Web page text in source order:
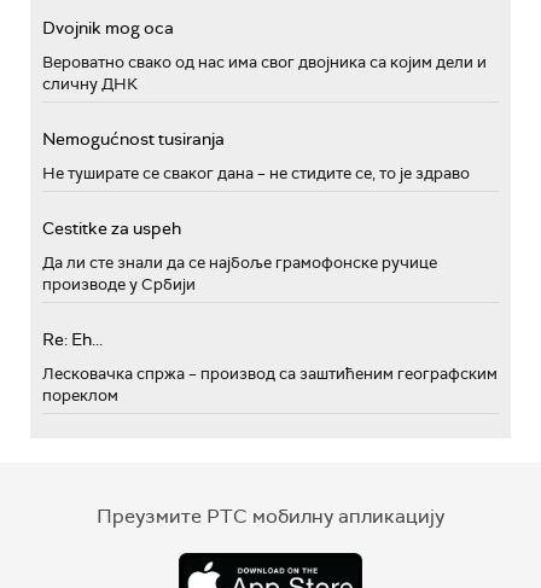
Dvojnik mog oca
Вероватно свако од нас има свог двојника са којим дели и
сличну ДНК
Nemogućnost tusiranja
Не туширате се сваког дана – не стидите се, то је здраво
Cestitke za uspeh
Да ли сте знали да се најбоље грамофонске ручице
производе у Србији
Re: Eh...
Лесковачка спржа – производ са заштићеним географским
пореклом
Преузмите РТС мобилну апликацију